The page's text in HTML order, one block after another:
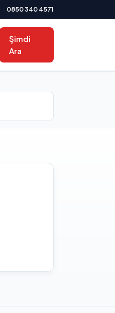
0850 340 4571
Şimdi
Ara